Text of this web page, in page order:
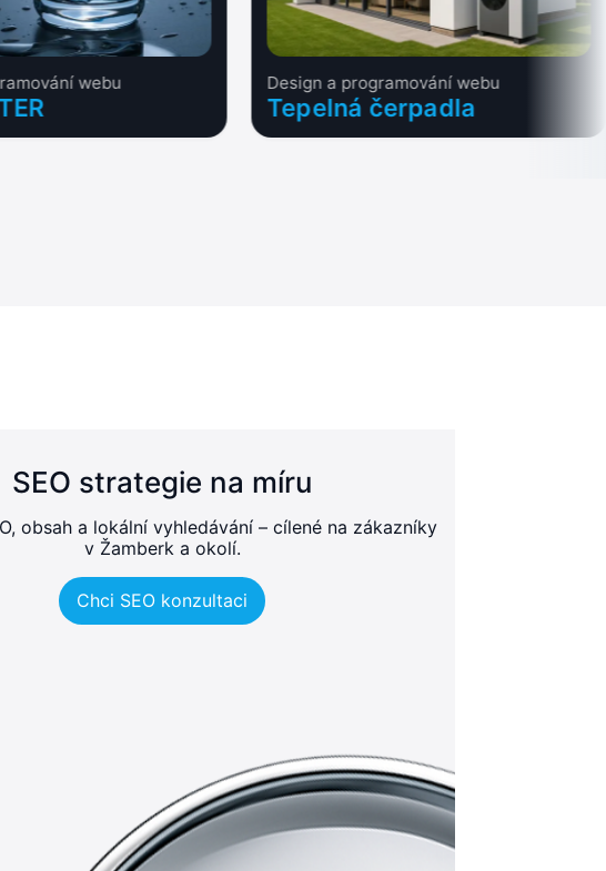
webu Design a programování webu
Tepelná čerpadla
SEO strategie na míru
obsah a lokální vyhledávání – cílené na zákazníky
v Žamberk a okolí.
Chci SEO konzultaci